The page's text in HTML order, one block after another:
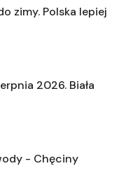
zimy. Polska lepiej
2026. Biała
- Chęciny